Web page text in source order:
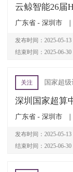
云鲸智能26届
广东省 - 深圳市
发布时间：2025-05-13
结束时间：2025-06-30
关注 国家超
深圳国家超算
广东省 - 深圳市
发布时间：2025-05-13
结束时间：2025-06-30